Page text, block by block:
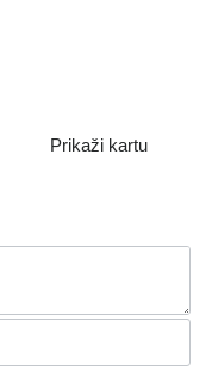
Prikaži kartu